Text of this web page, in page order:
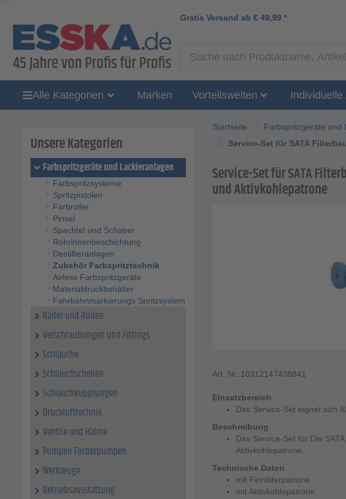
Gratis Versand ab € 49,99 *
Alle Kategorien Marken Vorteilswelten
Unsere Kategorien
Farbspritzgeräte und Lackieranlagen
Farbspritzsysteme
Spritzpistolen
Farbroller
Pinsel
Spachtel und Schaber
Rohrinnenbeschichtung
Destillieranlagen
Zubehör Farbspritztechnik
Airless Farbspritzgeräte
Materialdruckbehälter
Fahrbahnmarkierungs Spritzsystem
Räder und Rollen
Verschraubungen und Fittings
Schläuche
Schlauchschellen
Schlauchkupplungen
Drucklufttechnik
Ventile und Hähne
Pumpen Förderpumpen
Werkzeuge
Betriebsausstattung
Startseite Farbspritzgeräte und
Service-Set für SATA
Service-Set für SATA
und Aktivkohlepatrone
Art. Nr.:10312147438841
Einsatzbereich
Das Service-Set eignet sich
Beschreibung
Das Service-Set für Die
Aktivkohlepatrone.
Technische Daten
mit Feinfilterpatrone
mit Aktivkohlepatrone